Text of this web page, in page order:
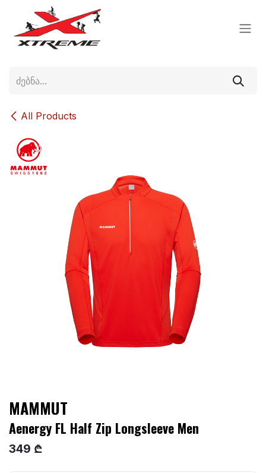
Skip to Content
All Products
MAMMUT
Aenergy FL Half Zip Longsleeve Men
349 ₾